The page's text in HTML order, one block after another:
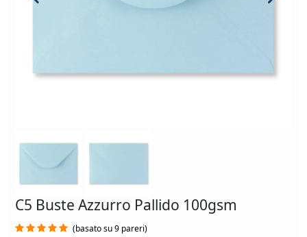
C5 Buste Azzurro Pallido 100gsm
(basato su 9 pareri)